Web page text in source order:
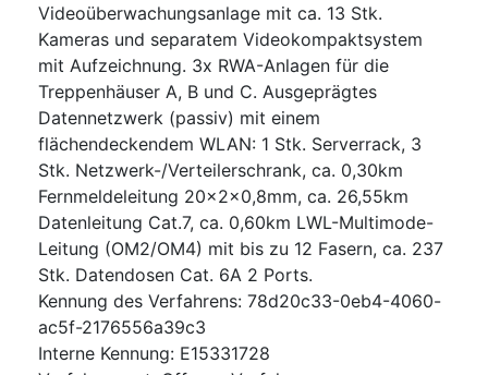
Videoüberwachungsanlage mit ca. 13 Stk.
Kameras und separatem Videokompaktsystem
mit Aufzeichnung. 3x RWA-Anlagen für die
Treppenhäuser A, B und C. Ausgeprägtes
Datennetzwerk (passiv) mit einem
flächendeckendem WLAN: 1 Stk. Serverrack, 3
Stk. Netzwerk-/Verteilerschrank, ca. 0,30km
Fernmeldeleitung 20x2x0,8mm, ca. 26,55km
Datenleitung Cat.7, ca. 0,60km LWL-Multimode-
Leitung (OM2/OM4) mit bis zu 12 Fasern, ca. 237
Stk. Datendosen Cat. 6A 2 Ports.
Kennung des Verfahrens: 78d20c33-0eb4-4060-
ac5f-2176556a39c3
Interne Kennung: E15331728